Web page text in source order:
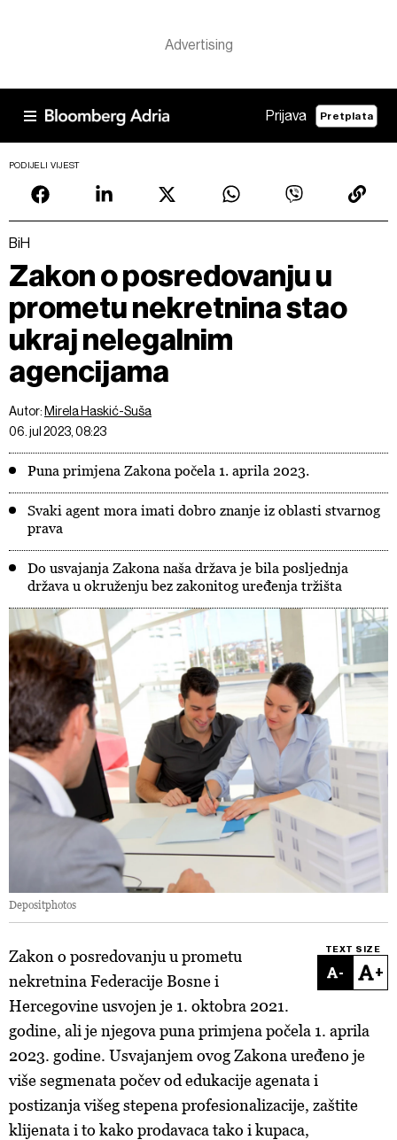
Prijava Pretplata
PODIJELI VIJEST
BiH
Zakon o posredovanju u
prometu nekretnina stao
ukraj nelegalnim
agencijama
Autor: Mirela Haskić-Suša
06. jul 2023, 08:23
Puna primjena Zakona počela 1. aprila 2023.
Svaki agent mora imati dobro znanje iz oblasti stvarnog
prava
Do usvajanja Zakona naša država je bila posljednja
država u okruženju bez zakonitog uređenja tržišta
Depositphotos
TEXT SIZE
- +
Zakon o posredovanju u prometu
nekretnina Federacije Bosne i
Hercegovine usvojen je 1. oktobra 2021.
godine, ali je njegova puna primjena počela 1. aprila
2023. godine. Usvajanjem ovog Zakona uređeno je
više segmenata počev od edukacije agenata i
postizanja višeg stepena profesionalizacije, zaštite
klijenata i to kako prodavaca tako i kupaca,